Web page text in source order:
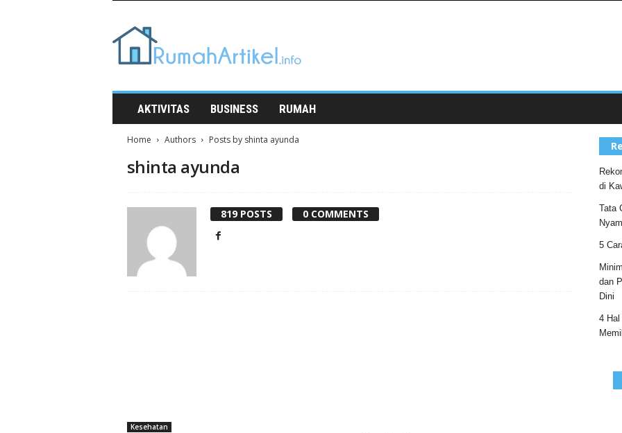
Artikel
AKTIVITAS BUSINESS RUMAH
Home Authors Posts by shinta ayunda
shinta ayunda
819 POSTS 0 COMMENTS
Kesehatan
di
Tata
5
dan
Dini
4 Hal